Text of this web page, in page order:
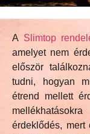
A Slimtop
amelyet nem
először
tudni, hogyan
étrend mellett
érdeklődés, mert